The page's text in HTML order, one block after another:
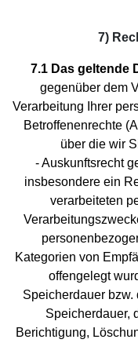
7)
7.1 Das geltende
gegenüber dem
Verarbeitung Ihrer
Betroffenenrechte
über die wir
- Auskunftsrecht
insbesondere ein
verarbeiteten
Kategorien von
offengelegt
Speicherdauer
Speicherdauer,
Berichtigung,